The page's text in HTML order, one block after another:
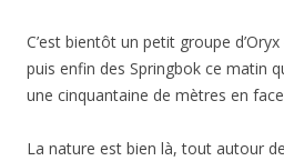
C’est bientôt un petit groupe
puis enfin des Springbok ce matin
une cinquantaine de mètres en
La nature est bien là, tout autour